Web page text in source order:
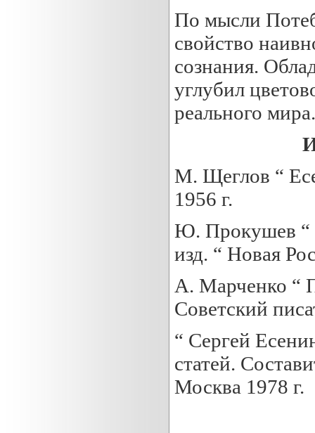
По мысли
свойство
сознания.
углубил
реального мира.
М. Щеглов “
1956 г.
Ю. Прокушев “
изд. “ Новая
А. Марченко “
Советский
“ Сергей
статей.
Москва 1978 г.